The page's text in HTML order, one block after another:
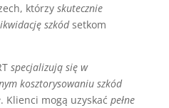
którzy skutecznie
szkódsetkom
specjalizują się w
kosztorysowaniu szkód
. Klienci mogą uzyskać pełne